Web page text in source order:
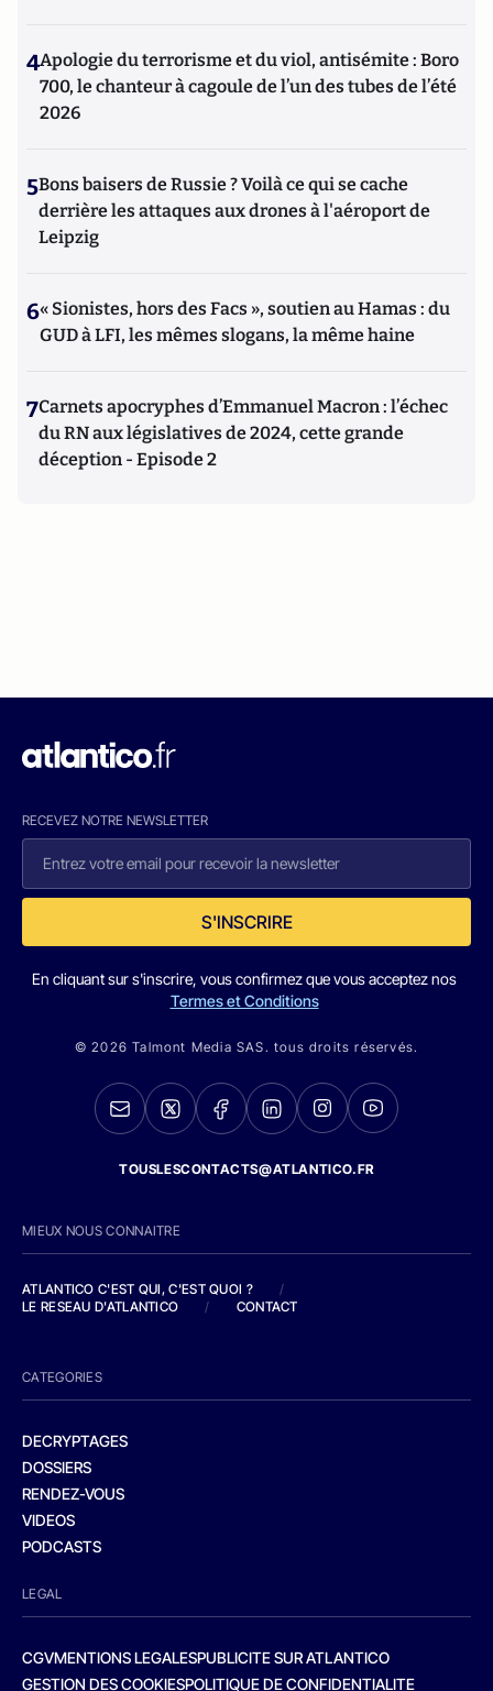
4Apologie du terrorisme et du viol, antisémite : Boro
700, le chanteur à cagoule de l’un des tubes de l’été
2026
5Bons baisers de Russie ? Voilà ce qui se cache
derrière les attaques aux drones à l'aéroport de
Leipzig
6« Sionistes, hors des Facs », soutien au Hamas : du
GUD à LFI, les mêmes slogans, la même haine
7Carnets apocryphes d’Emmanuel Macron : l’échec
du RN aux législatives de 2024, cette grande
déception - Episode 2
RECEVEZ NOTRE NEWSLETTER
S'INSCRIRE
En cliquant sur s'inscrire, vous confirmez que vous acceptez nos
Termes et Conditions
© 2026 Talmont Media SAS. tous droits réservés.
TOUSLESCONTACTS@ATLANTICO.FR
MIEUX NOUS CONNAITRE
ATLANTICO C'EST QUI, C'EST QUOI ?
/
LE RESEAU D'ATLANTICO
/ CONTACT
CATEGORIES
DECRYPTAGES
DOSSIERS
RENDEZ-VOUS
VIDEOS
PODCASTS
LEGAL
CGVMENTIONS LEGALESPUBLICITE SUR ATLANTICO
GESTION DES COOKIESPOLITIQUE DE CONFIDENTIALITE